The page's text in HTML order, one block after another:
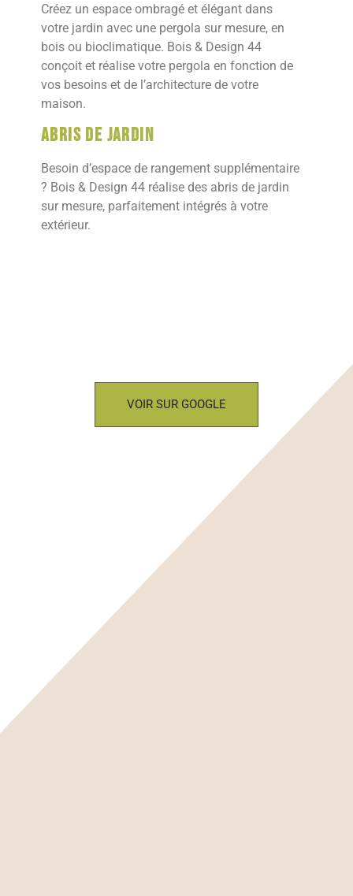
Créez un espace ombragé et élégant dans
votre jardin avec une pergola sur mesure, en
bois ou bioclimatique. Bois & Design 44
conçoit et réalise votre pergola en fonction de
vos besoins et de l’architecture de votre
maison.
Abris de jardin
Besoin d’espace de rangement supplémentaire
? Bois & Design 44 réalise des abris de jardin
sur mesure, parfaitement intégrés à votre
extérieur.
VOIR SUR GOOGLE